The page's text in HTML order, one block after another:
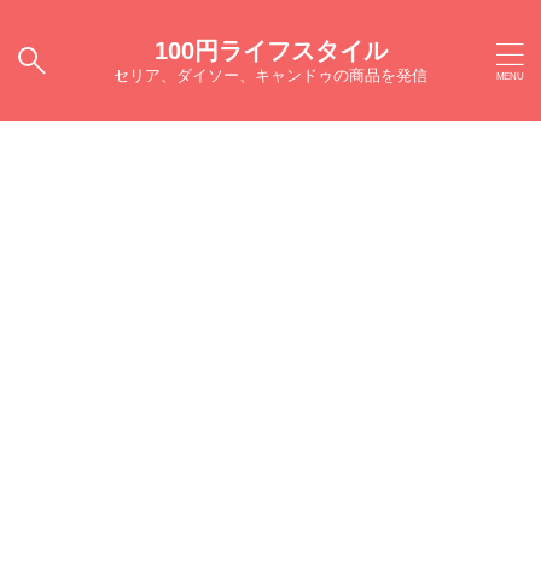
100円ライフスタイル
セリア、ダイソー、キャンドゥの商品を発信